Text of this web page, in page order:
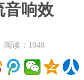
音响效
中
阅读：1048